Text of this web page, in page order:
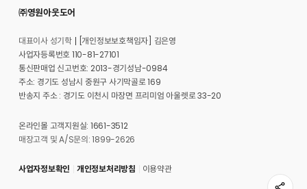
㈜영원아웃도어
대표이사 성기학
[개인정보보호책임자] 김은영
사업자등록번호 110-81-27101
통신판매업 신고번호: 2013-경기성남-0984
주소: 경기도 성남시 중원구 사기막골로 169
반송지 주소 : 경기도 이천시 마장면 프리미엄 아울렛로 33-20
온라인몰 고객지원실: 1661-3512
매장고객 및 A/S문의: 1899-2626
사업자정보확인 개인정보처리방침 이용약관